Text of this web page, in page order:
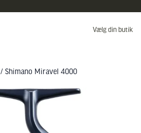
Vælg din butik
/ Shimano Miravel 4000